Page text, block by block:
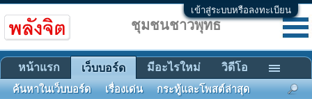
เข้าสู่ระบบหรือลงทะเบียน
ชุมชนชาวพุทธ
หน้าแรก เว็บบอร์ด
ค้นหาในเว็บบอร์ด เรื่องเด่น กระทู้และโพสต์ล่าสุด
มีอะไรใหม่ วิดีโอ